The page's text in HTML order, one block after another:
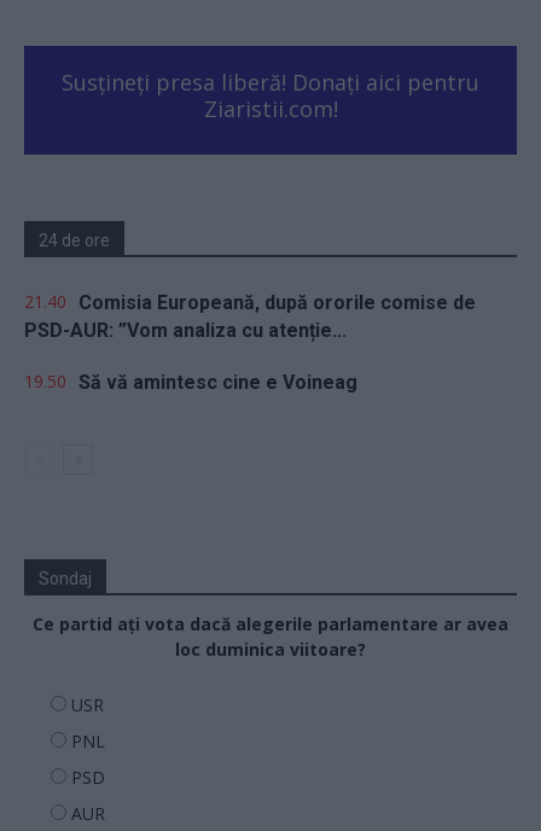
Susțineți presa liberă! Donați aici pentru
Ziaristii.com!
24 de ore
21.40
Comisia Europeană, după ororile comise de
PSD-AUR: ”Vom analiza cu atenție...
19.50 Să vă amintesc cine e Voineag
Sondaj
Ce partid ați vota dacă alegerile parlamentare ar avea
loc duminica viitoare?
USR
PNL
PSD
AUR